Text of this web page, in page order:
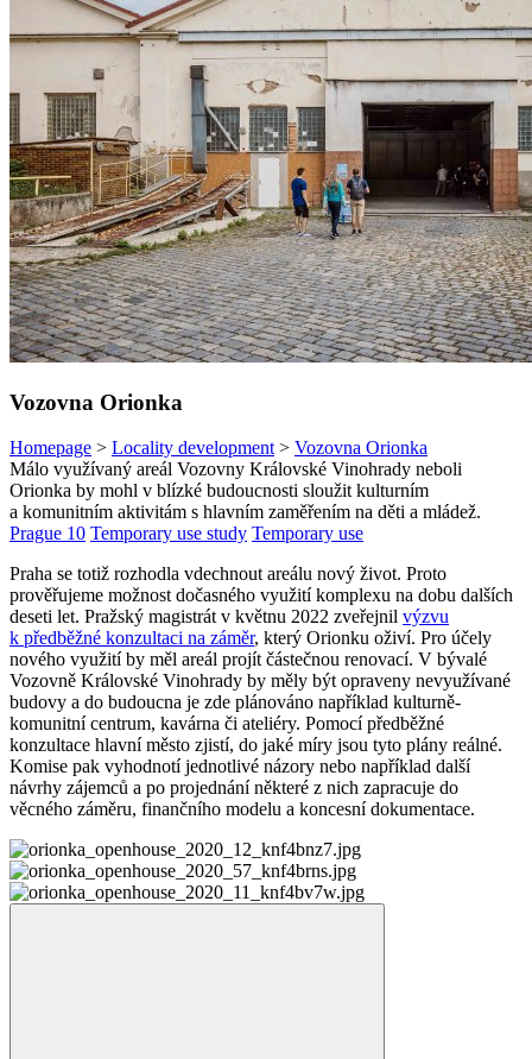
Vozovna Orionka
Homepage > Locality development > Vozovna Orionka
Málo využívaný areál Vozovny Královské Vinohrady neboli
Orionka by mohl v blízké budoucnosti sloužit kulturním
a komunitním aktivitám s hlavním zaměřením na děti a mládež.
Prague 10 Temporary use study Temporary use
Praha se totiž rozhodla vdechnout areálu nový život. Proto
prověřujeme možnost dočasného využití komplexu na dobu dalších
deseti let. Pražský magistrát v květnu 2022 zveřejnil výzvu
k předběžné konzultaci na záměr, který Orionku oživí. Pro účely
nového využití by měl areál projít částečnou renovací. V bývalé
Vozovně Královské Vinohrady by měly být opraveny nevyužívané
budovy a do budoucna je zde plánováno například kulturně-
komunitní centrum, kavárna či ateliéry. Pomocí předběžné
konzultace hlavní město zjistí, do jaké míry jsou tyto plány reálné.
Komise pak vyhodnotí jednotlivé názory nebo například další
návrhy zájemců a po projednání některé z nich zapracuje do
věcného záměru, finančního modelu a koncesní dokumentace.